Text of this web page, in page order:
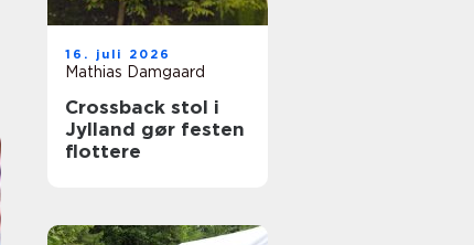
16. juli 2026
Mathias Damgaard
Crossback stol i
Jylland gør festen
flottere